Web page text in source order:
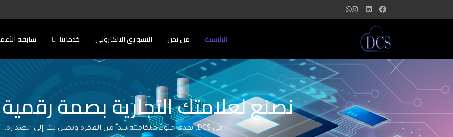
الرئيسية من نحن التسويق الالكترونى خدماتنا سابقة
نصنع لعلامتك التجارية بصمة
في DCS، نقدم حلولاً متكاملة تبدأ من الفكرة وتصل بك إلى الصدارة.